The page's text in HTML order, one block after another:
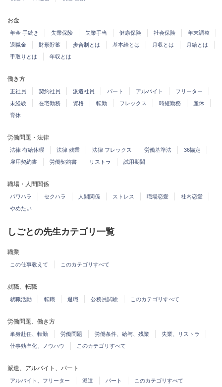
お金
年金 手続き 失業保険 失業手当 健康保険 社会保険
年末調整
退職金
財形貯蓄 歩合制とは 基本給とは 月収とは
月給とは
手取りとは
年収とは
働き方
正社員 契約社員 派遣社員 パート アルバイト
フリーター
未経験
在宅勤務 資格 転勤 フレックス 時短勤務
産休
育休
労働問題・法律
法律 有給休暇 法律 残業 法律 フレックス 労働基準法
36協定
雇用契約書
労働契約書 リストラ 試用期間
職場・人間関係
パワハラ セクハラ 人間関係 ストレス 職場恋愛
社内恋愛
やめたい
しごとの先生カテゴリ一覧
職業
この仕事教えて このカテゴリすべて
就職、転職
就職活動 転職 退職 公務員試験 このカテゴリすべて
労働問題、働き方
単身赴任、転勤 労働問題 労働条件、給与、残業
失業、リストラ
仕事効率化、ノウハウ
このカテゴリすべて
派遣、アルバイト、パート
アルバイト、フリーター 派遣 パート このカテゴリすべて